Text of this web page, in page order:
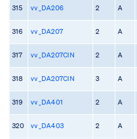
315 vv_DA206 2 A
316 vv_DA207 2 A
317 vv_DA207CIN 2 A
318 vv_DA207CIN 3 A
319 vv_DA401 2 A
320 vv_DA403 2 A